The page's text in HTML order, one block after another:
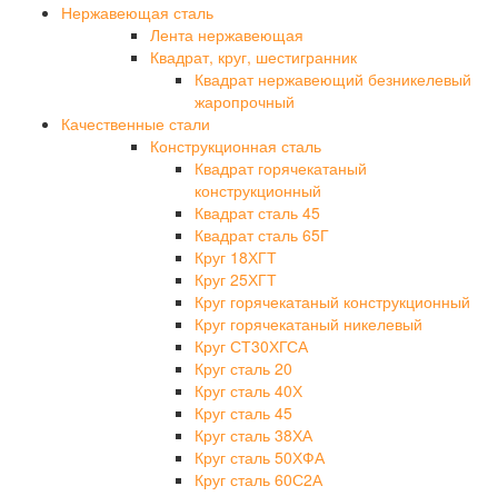
Нержавеющая сталь
Лента нержавеющая
Квадрат, круг, шестигранник
Квадрат нержавеющий безникелевый
жаропрочный
Качественные стали
Конструкционная сталь
Квадрат горячекатаный
конструкционный
Квадрат сталь 45
Квадрат сталь 65Г
Круг 18ХГТ
Круг 25ХГТ
Круг горячекатаный конструкционный
Круг горячекатаный никелевый
Круг СТ30ХГСА
Круг сталь 20
Круг сталь 40Х
Круг сталь 45
Круг сталь 38ХА
Круг сталь 50ХФА
Круг сталь 60С2А